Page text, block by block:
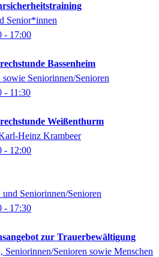
Senior*innen
- 17:00
Bassenheim
Seniorinnen/Senioren
- 11:30
Weißenthurm
Heinz Krambeer
- 12:00
Seniorinnen/Senioren
- 17:30
zur Trauerbewältigung
Seniorinnen/Senioren sowie Menschen